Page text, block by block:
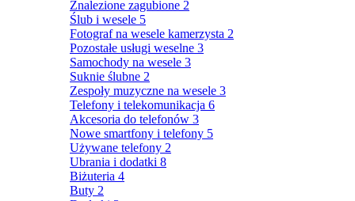
Znalezione zagubione 2
Ślub i wesele 5
Fotograf na wesele kamerzysta 2
Pozostałe usługi weselne 3
Samochody na wesele 3
Suknie ślubne 2
Zespoły muzyczne na wesele 3
Telefony i telekomunikacja 6
Akcesoria do telefonów 3
Nowe smartfony i telefony 5
Używane telefony 2
Ubrania i dodatki 8
Biżuteria 4
Buty 2